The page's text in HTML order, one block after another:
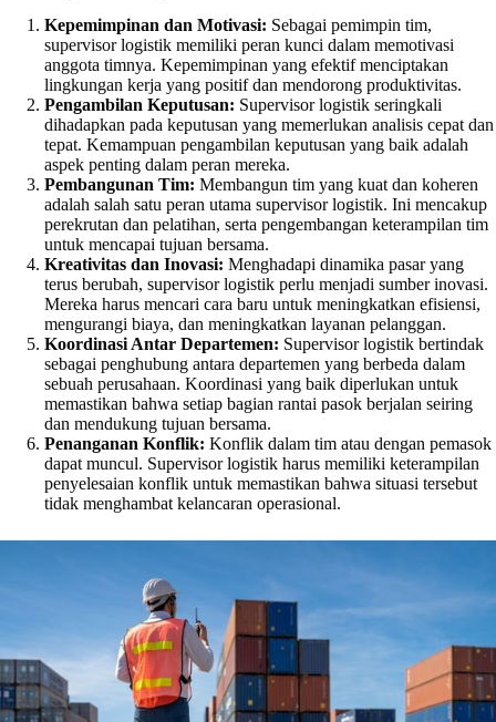
Kepemimpinan dan Motivasi: Sebagai pemimpin tim,
supervisor logistik memiliki peran kunci dalam memotivasi
anggota timnya. Kepemimpinan yang efektif menciptakan
lingkungan kerja yang positif dan mendorong produktivitas.
Pengambilan Keputusan: Supervisor logistik seringkali
dihadapkan pada keputusan yang memerlukan analisis cepat dan
tepat. Kemampuan pengambilan keputusan yang baik adalah
aspek penting dalam peran mereka.
Pembangunan Tim: Membangun tim yang kuat dan koheren
adalah salah satu peran utama supervisor logistik. Ini mencakup
perekrutan dan pelatihan, serta pengembangan keterampilan tim
untuk mencapai tujuan bersama.
Kreativitas dan Inovasi: Menghadapi dinamika pasar yang
terus berubah, supervisor logistik perlu menjadi sumber inovasi.
Mereka harus mencari cara baru untuk meningkatkan efisiensi,
mengurangi biaya, dan meningkatkan layanan pelanggan.
Koordinasi Antar Departemen: Supervisor logistik bertindak
sebagai penghubung antara departemen yang berbeda dalam
sebuah perusahaan. Koordinasi yang baik diperlukan untuk
memastikan bahwa setiap bagian rantai pasok berjalan seiring
dan mendukung tujuan bersama.
Penanganan Konflik: Konflik dalam tim atau dengan pemasok
dapat muncul. Supervisor logistik harus memiliki keterampilan
penyelesaian konflik untuk memastikan bahwa situasi tersebut
tidak menghambat kelancaran operasional.